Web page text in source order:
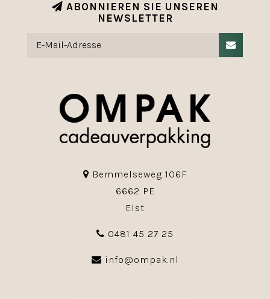
ABONNIEREN SIE UNSEREN
NEWSLETTER
Bemmelseweg 106F
6662 PE
Elst
0481 45 27 25
info@ompak.nl